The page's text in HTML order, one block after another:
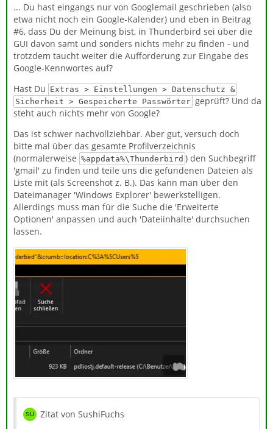
... Du hast eingangs nur von Googlemail geschrieben (also
etwa nicht noch ein Google-Kalender) und eben in Beitrag
#6, dass Du der Meinung bist, in Thunderbird sei über die
GUI davon samt und sonders nichts mehr zu finden - und
trotzdem taucht weiter die Aufforderung zur Eingabe des
Google-Kennwortes auf?
Hast Du Extras > Einstellungen > Datenschutz &
Sicherheit > Gespeicherte Passwörter geprüft? Und da
steht auch nichts mehr von Google?
Das ist schwer nachvollziehbar. Aber gut, versuch doch
bitte mal über das gesamte Profilverzeichnis
(normalerweise %appdata%\Thunderbird ) den Suchbegriff
'gmail' zu finden und teile uns die gefundenen Dateien als
Liste mit (als Screenshot z. B.). Das kann man über den
Dateimanager 'Windows Explorer' bewerkstelligen.
Allerdings muss man für die Suche die 'Erweiterte
Optionen' anpassen und auch 'Dateiinhalte' durchsuchen
lassen.
Zitat von SushiFuchs